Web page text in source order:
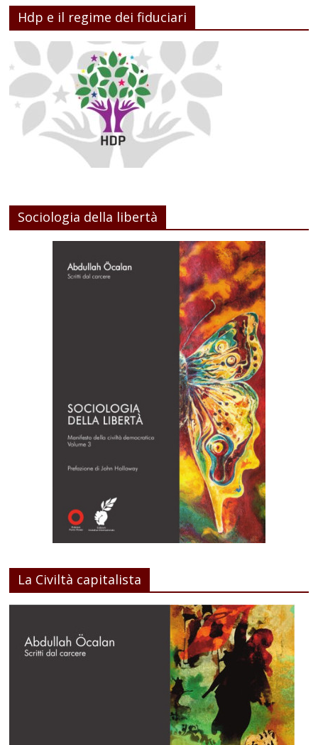
Hdp e il regime dei fiduciari
Sociologia della libertà
La Civiltà capitalista